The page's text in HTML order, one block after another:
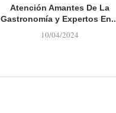
Atención Amantes De La
Gastronomía y Expertos
10/04/2024